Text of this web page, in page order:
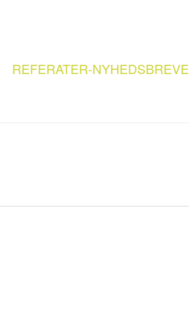
REFERATER-NYHEDSBREVE